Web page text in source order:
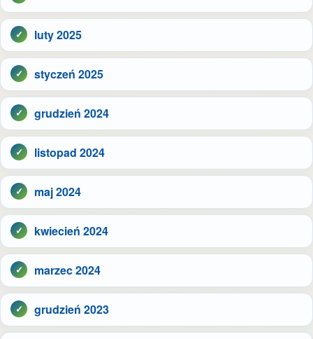
luty 2025
styczeń 2025
grudzień 2024
listopad 2024
maj 2024
kwiecień 2024
marzec 2024
grudzień 2023